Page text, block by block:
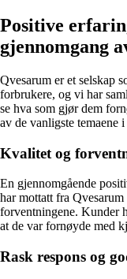
Positive
gjennomgang
Qvesarum er et selskap
forbrukere, og vi har
se hva som gjør dem
av de vanligste temaene
Kvalitet og
En gjennomgående
har mottatt fra
forventningene. Kunder
at de var fornøyde med
Rask respons og